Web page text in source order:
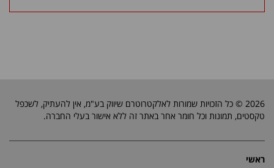
2026 © כל הזכויות שמורות לאלקטרוטרם שיווק בע"מ, אין להעתיק, לשכפל
טקסטים, תמונות וכל חומר אחר באתר זה ללא אישור בעלי החברה.
ראשי